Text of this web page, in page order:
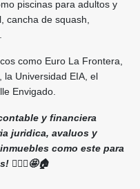
piscinas para adultos y
cancha de squash,
como Euro La Frontera,
la Universidad EIA, el
Envigado.
y financiera
juridica, avaluos y
como este para
🙋🏻‍♀️🤩🏠